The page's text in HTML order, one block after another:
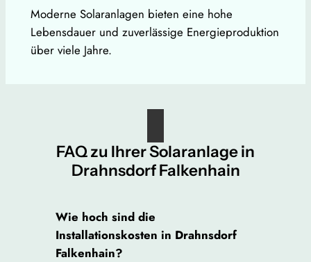
Moderne Solaranlagen bieten eine hohe
Lebensdauer und zuverlässige Energieproduktion
über viele Jahre.
FAQ zu Ihrer Solaranlage in
Drahnsdorf Falkenhain
Wie hoch sind die
Installationskosten in Drahnsdorf
Falkenhain?